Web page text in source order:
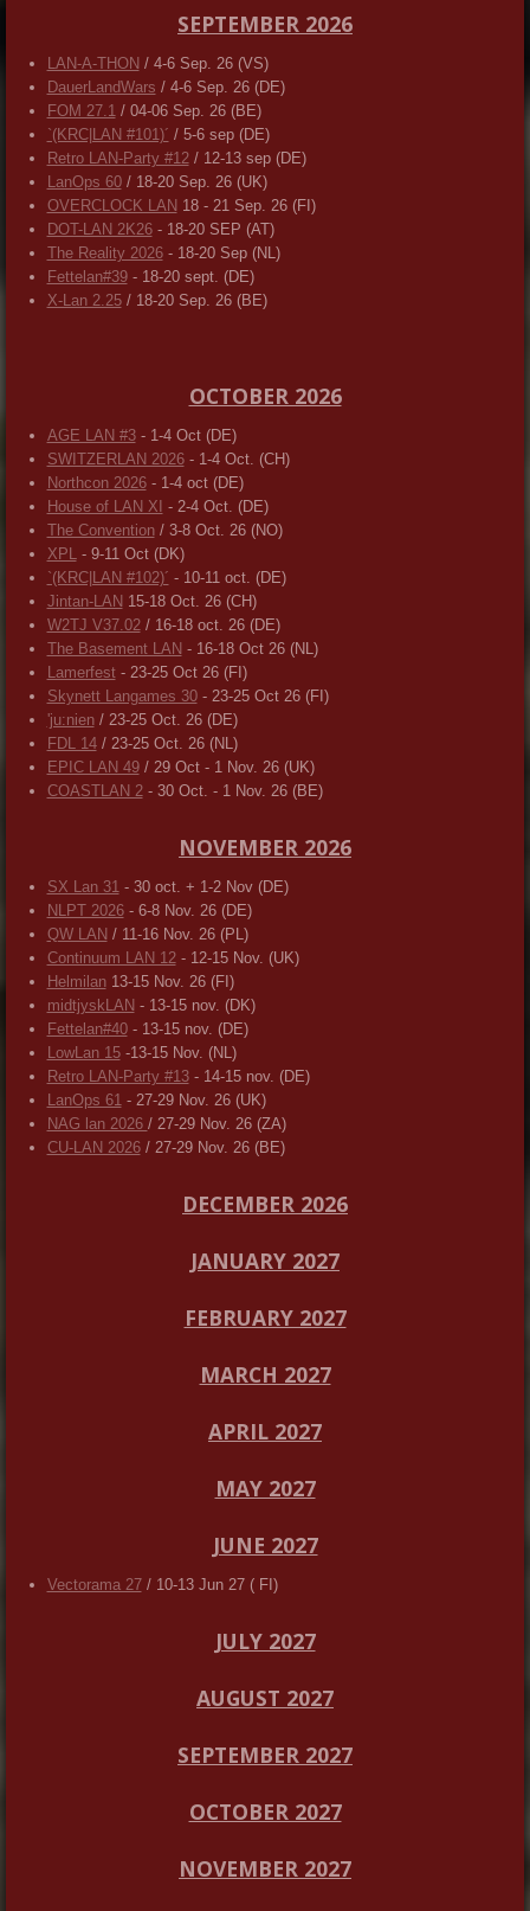
SEPTEMBER 2026
LAN-A-THON / 4-6 Sep. 26 (VS)
DauerLandWars / 4-6 Sep. 26 (DE)
FOM 27.1/ 04-06 Sep. 26 (BE)
`(KRC|LAN #101)´ / 5-6 sep (DE)
Retro LAN-Party #12/ 12-13 sep (DE)
LanOps 60/ 18-20 Sep. 26 (UK)
OVERCLOCK LAN 18 - 21 Sep. 26 (FI)
DOT-LAN 2K26- 18-20 SEP (AT)
The Reality 2026- 18-20 Sep (NL)
Fettelan#39- 18-20 sept. (DE)
X-Lan 2.25/ 18-20 Sep. 26 (BE)
OCTOBER 2026
AGE LAN #3- 1-4 Oct (DE)
SWITZERLAN 2026- 1-4 Oct. (CH)
Northcon 2026- 1-4 oct (DE)
House of LAN XI - 2-4 Oct. (DE)
The Convention/ 3-8 Oct. 26 (NO)
XPL- 9-11 Oct (DK)
`(KRC|LAN #102)´ - 10-11 oct. (DE)
Jintan-LAN 15-18 Oct. 26 (CH)
W2TJ V37.02/ 16-18 oct. 26 (DE)
The Basement LAN - 16-18 Oct 26 (NL)
Lamerfest- 23-25 Oct 26 (FI)
Skynett Langames 30- 23-25 Oct 26 (FI)
'ju:nien/ 23-25 Oct. 26 (DE)
FDL 14/ 23-25 Oct. 26 (NL)
EPIC LAN 49/ 29 Oct - 1 Nov. 26 (UK)
COASTLAN 2- 30 Oct. - 1 Nov. 26 (BE)
NOVEMBER 2026
SX Lan 31- 30 oct. + 1-2 Nov (DE)
NLPT 2026- 6-8 Nov. 26 (DE)
QW LAN / 11-16 Nov. 26 (PL)
Continuum LAN 12- 12-15 Nov. (UK)
Helmilan13-15 Nov. 26 (FI)
midtjyskLAN - 13-15 nov. (DK)
Fettelan#40- 13-15 nov. (DE)
LowLan 15-13-15 Nov. (NL)
Retro LAN-Party #13- 14-15 nov. (DE)
LanOps 61- 27-29 Nov. 26 (UK)
NAG lan 2026 / 27-29 Nov. 26 (ZA)
CU-LAN 2026/ 27-29 Nov. 26 (BE)
DECEMBER 2026
JANUARY 2027
FEBRUARY 2027
MARCH 2027
APRIL 2027
MAY 2027
JUNE 2027
Vectorama 27/ 10-13 Jun 27 ( FI)
JULY 2027
AUGUST 2027
SEPTEMBER 2027
OCTOBER 2027
NOVEMBER 2027